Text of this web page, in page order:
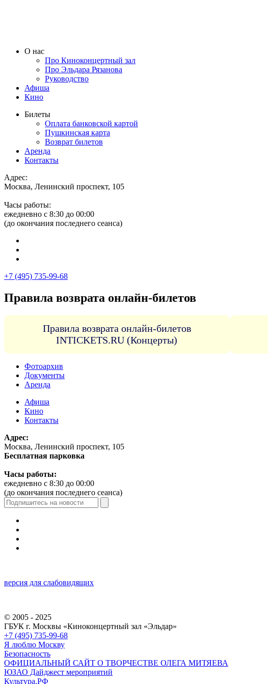
О нас
Про Киноконцертный зал
Про Эльдара Рязанова
Руководство
Афиша
Кино
Билеты
Оплата банковской картой
Пушкинская карта
Возврат билетов
Аренда
Контакты
Адрес:
Москва, Ленинский проспект, 105
Часы работы:
ежедневно с 8:30 до 00:00
(до окончания последнего сеанса)
+7 (495) 735-99-68
Правила возврата онлайн-билетов
Правила возврата онлайн-билетов
INTICKETS.RU (Концерты)
Фотоархив
Документы
Аренда
Афиша
Кино
Контакты
Адрес:
Москва, Ленинский проспект, 105
Бесплатная парковка
Часы работы:
ежедневно с 8:30 до 00:00
(до окончания последнего сеанса)
версия для слабовидящих
© 2005 - 2025
ГБУК г. Москвы «Киноконцертный зал «Эльдар»
+7 (495) 735-99-68
Я люблю Москву
Безопасность
ОФИЦИАЛЬНЫЙ САЙТ О ТВОРЧЕСТВЕ ОЛЕГА МИТЯЕВА
ЮЗАО Дайджест мероприятий
Культура.РФ